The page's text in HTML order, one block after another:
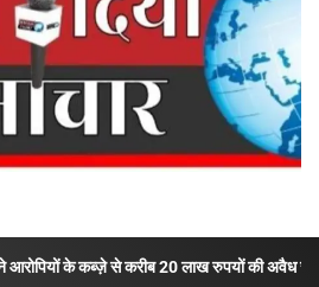
20 लाख रुपयों की अवैध स्मैक की